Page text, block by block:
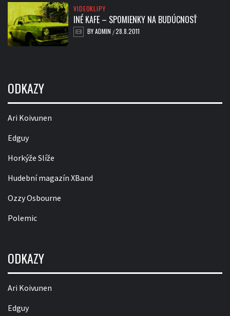
VIDEOKLIPY
INÉ KAFE – SPOMIENKY NA BUDÚCNOSŤ
BYADMIN /28.8.2011
ODKAZY
Ari Koivunen
Edguy
Horkýže Slíže
Hudební magazín XBand
Ozzy Osbourne
Polemic
ODKAZY
Ari Koivunen
Edguy